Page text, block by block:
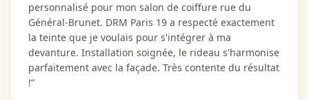
personnalisé pour mon salon de coiffure rue du
Général-Brunet. DRM Paris 19 a respecté exactement
la teinte que je voulais pour s'intégrer à ma
devanture. Installation soignée, le rideau s'harmonise
parfaitement avec la façade. Très contente du résultat
!”